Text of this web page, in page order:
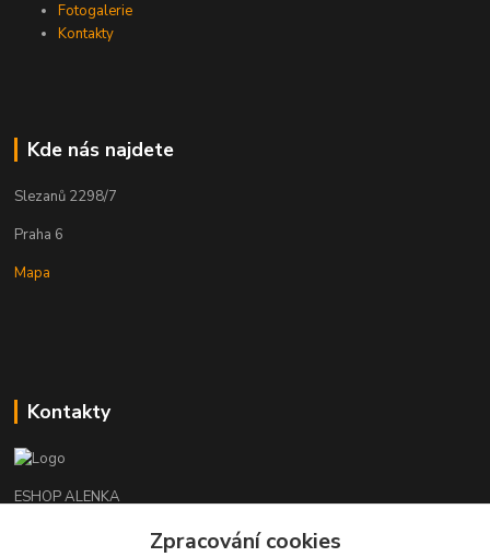
Fotogalerie
Kontakty
Kde nás najdete
Slezanů 2298/7
Praha 6
Mapa
Kontakty
ESHOP ALENKA
Ing. Martina CikhartováZpracování cookies